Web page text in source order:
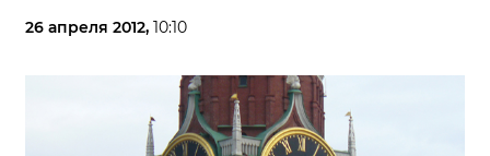
26 апреля 2012, 10:10